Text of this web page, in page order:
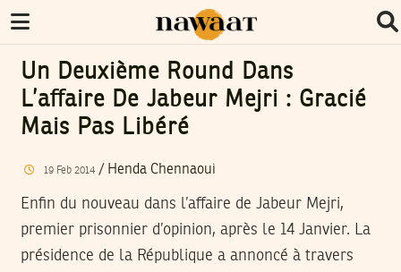
Un Deuxième Round Dans
L’affaire De Jabeur Mejri : Gracié
Mais Pas Libéré
19 Feb 2014/ Henda Chennaoui
Enfin du nouveau dans l’affaire de Jabeur Mejri,
premier prisonnier d’opinion, après le 14 Janvier. La
présidence de la République a annoncé à travers